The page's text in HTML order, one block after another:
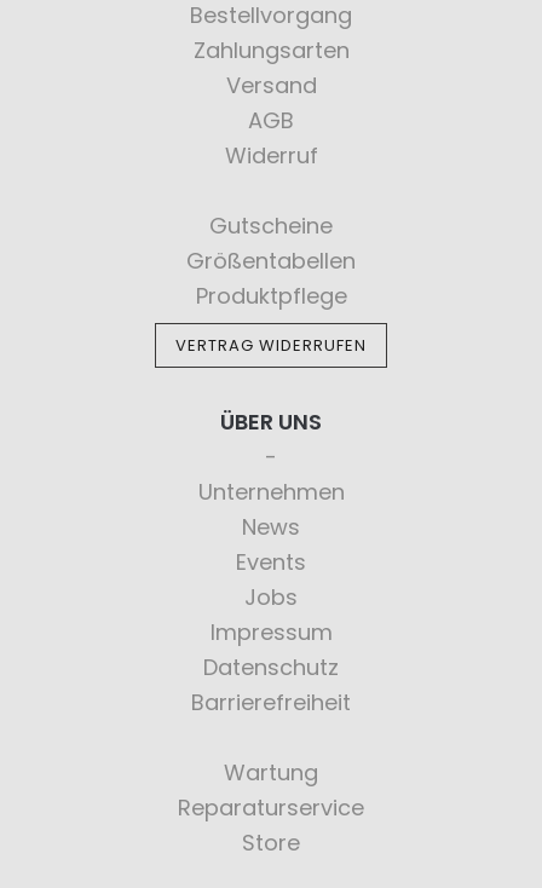
Bestellvorgang
Zahlungsarten
Versand
AGB
Widerruf
Gutscheine
Größentabellen
Produktpflege
VERTRAG WIDERRUFEN
ÜBER UNS
Unternehmen
News
Events
Jobs
Impressum
Datenschutz
Barrierefreiheit
Wartung
Reparaturservice
Store